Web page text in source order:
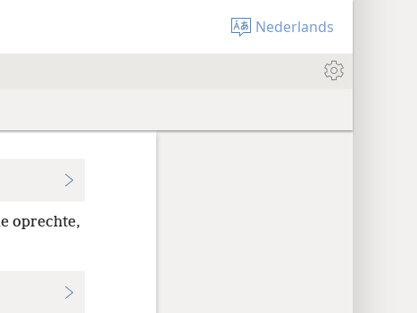
Nederlands
oprechte,